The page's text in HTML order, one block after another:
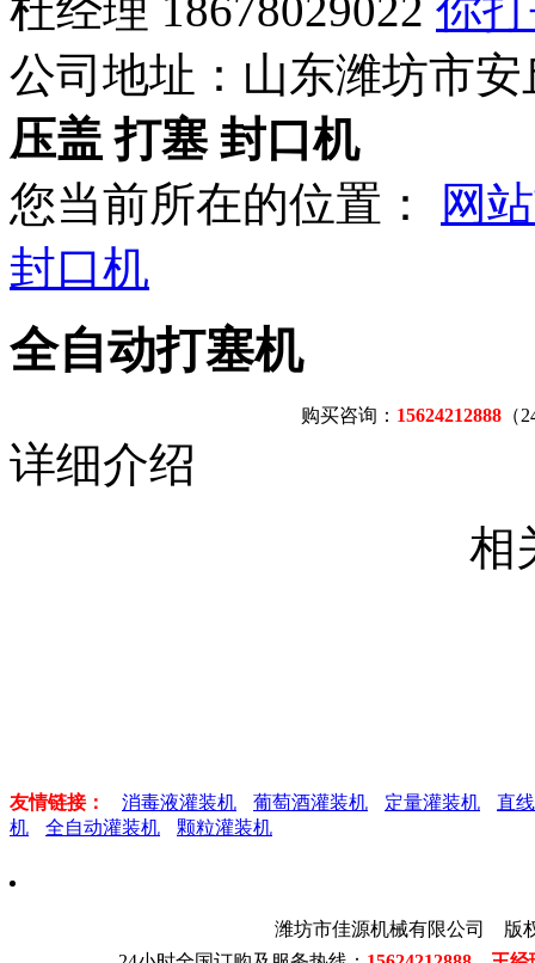
公司地址： 山东潍坊市
压盖 打塞 封口机
您当前所在的位置：
网
封口机
全自动打塞机
购买咨询： 15624212888 （
详细介绍
相
友情链接： 消毒液灌装机 葡萄酒灌装机 定量灌装机
直
机
全自动灌装机 颗粒灌装机
潍坊市佳源机械有限公司 版